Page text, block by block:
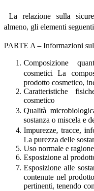
La relazione sulla
almeno, gli elementi
PARTE A – Informazioni
Composizione
cosmetici La
prodotto cosmetico,
Caratteristiche
cosmetico
Qualità
sostanza o miscela e
Impurezze, tracce,
La purezza delle
Uso normale e
Esposizione al
Esposizione alle
contenute nel
pertinenti, tenendo